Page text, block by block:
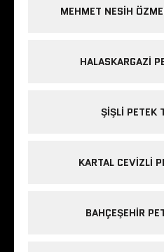
MEHMET NESIH
HALASKARGAZI
ŞIŞLI PETEK
KARTAL CEVIZLI
BAHÇEŞEHIR